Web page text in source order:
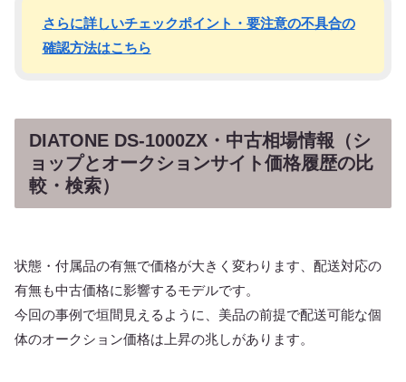
さらに詳しいチェックポイント・要注意の不具合の
確認方法はこちら
DIATONE DS-1000ZX・中古相場情報（シ
ョップとオークションサイト価格履歴の比
較・検索）
状態・付属品の有無で価格が大きく変わります、配送対応の
有無も中古価格に影響するモデルです。
今回の事例で垣間見えるように、美品の前提で配送可能な個
体のオークション価格は上昇の兆しがあります。